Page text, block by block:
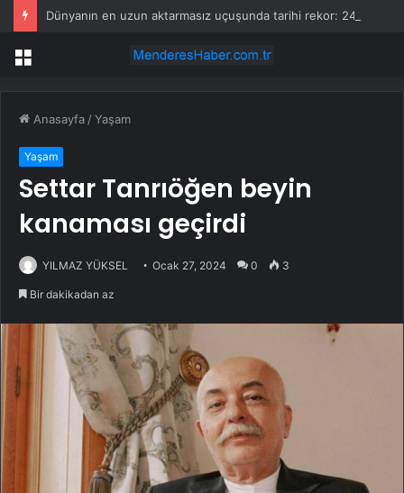
Menü
Anasayfa /Yaşam
Yaşam
Settar Tanrıöğen beyin
kanaması geçirdi
YILMAZ YÜKSEL Ocak 27, 2024 0 3
Bir dakikadan az